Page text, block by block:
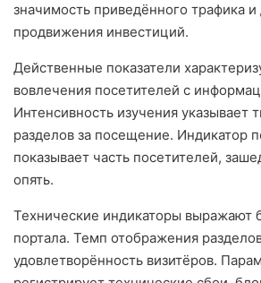
значимость приведённого трафика и
продвижения инвестиций.
Действенные показатели
вовлечения посетителей с
Интенсивность изучения указывает
разделов за посещение. Индикатор
показывает часть посетителей,
опять.
Технические индикаторы выражают
портала. Темп отображения
удовлетворённость визитёров.